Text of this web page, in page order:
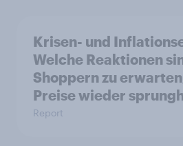
Krisen- und
Welche Reaktionen
Shoppern zu
Preise wieder
Report